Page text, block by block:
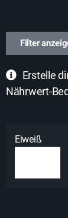
Filter
Erstelle
Nährwert-
Eiweiß